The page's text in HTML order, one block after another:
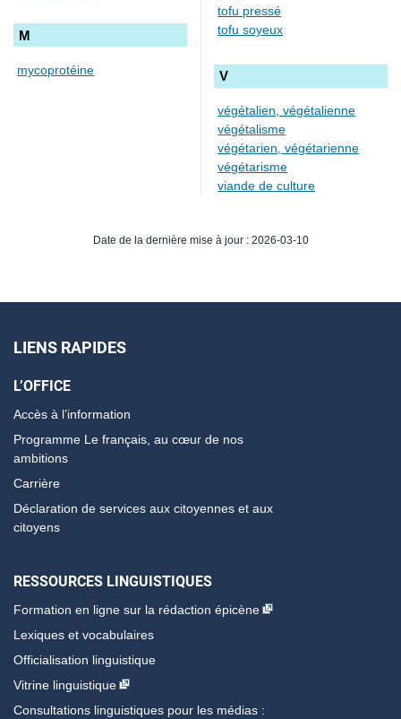
M
mycoprotéine
tofu pressé
tofu soyeux
V
végétalien, végétalienne
végétalisme
végétarien, végétarienne
végétarisme
viande de culture
Date de la dernière mise à jour : 2026-03-10
LIENS RAPIDES
L’OFFICE
Accès à l’information
Programme Le français, au cœur de nos
ambitions
Carrière
Déclaration de services aux citoyennes et aux
citoyens
RESSOURCES LINGUISTIQUES
Formation en ligne sur la rédaction épicène
Lexiques et vocabulaires
Officialisation linguistique
Vitrine linguistique
Consultations linguistiques pour les médias :